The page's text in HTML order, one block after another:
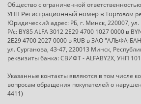
Общество с ограниченной
УНП Регистрационный номер в Торговом
Юридический адрес: РБ, г. Минск, 220007,
Р/с: BY85 ALFA 3012 2E29 4700 1027 0000 в
2E29 4700 2027 0000 в RUB в ЗАО "АЛЬФА-
ул. Сурганова, 43-47, 220013 Минск,
реквизиты банка: СВИФТ - ALFABY2X, УНП
Указанные контакты являются в том числе
вопросам обращения покупателей о
4411)